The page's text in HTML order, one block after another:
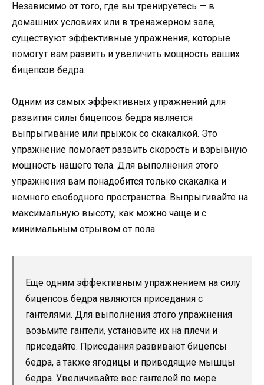
Независимо от того, где вы тренируетесь — в
домашних условиях или в тренажерном зале,
существуют эффективные упражнения, которые
помогут вам развить и увеличить мощность ваших
бицепсов бедра.
Одним из самых эффективных упражнений для
развития силы бицепсов бедра является
выпрыгивание или прыжок со скакалкой. Это
упражнение помогает развить скорость и взрывную
мощность нашего тела. Для выполнения этого
упражнения вам понадобится только скакалка и
немного свободного пространства. Выпрыгивайте на
максимальную высоту, как можно чаще и с
минимальным отрывом от пола.
Еще одним эффективным упражнением на силу
бицепсов бедра являются приседания с
гантелями. Для выполнения этого упражнения
возьмите гантели, установите их на плечи и
приседайте. Приседания развивают бицепсы
бедра, а также ягодицы и приводящие мышцы
бедра. Увеличивайте вес гантелей по мере